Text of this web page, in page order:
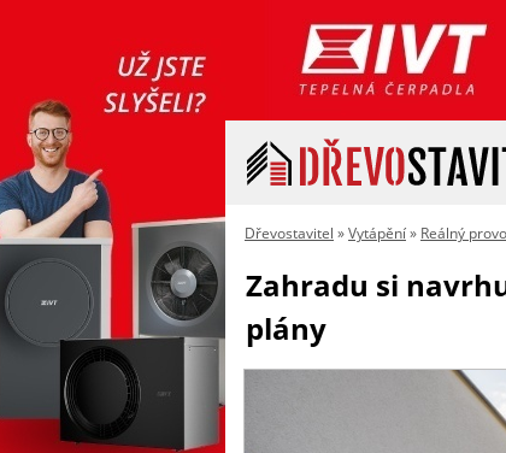
Dřevostavitel »Vytápění» Reálný
Zahradu si
plány